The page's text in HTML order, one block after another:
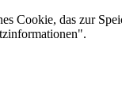
Cookie, das zur